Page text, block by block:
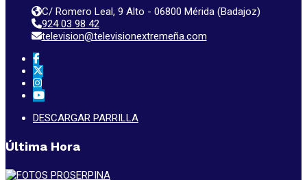
C/ Romero Leal, 9 Alto - 06800 Mérida (Badajoz)
924 03 98 42
television@televisionextremeña.com
DESCARGAR PARRILLA
Última Hora